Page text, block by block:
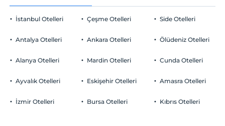
Otopark
Ücretsiz Özel Otopark
En geç saat 12:00 ve öncesi
Evcil Hayvan
1 yaşına kadar olan bebekler ücretsizdir.
İstanbul Otelleri
Antalya Otelleri
Alanya Otelleri
Ayvalık Otelleri
İzmir Otelleri
Çeşme Otelleri
Ankara Otelleri
Mardin Otelleri
Eskişehir Otelleri
Bursa Otelleri
Side Otelleri
Ölüdeniz Otelleri
Cunda Otelleri
Amasra Otelleri
Kıbrıs Otelleri